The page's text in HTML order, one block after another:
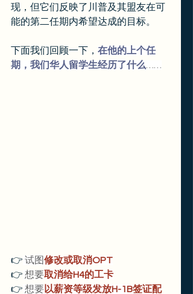
现，但它们反映了川普及其盟友在可
能的第二任期内希望达成的目标。
下面我们回顾一下， 在他的上个任
期，我们华人留学生经历了什么
👉 试图 修改或取消OPT
👉 想要取消给H4的工卡
👉 想要以薪资等级发放H-1B签证配